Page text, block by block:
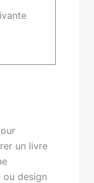
un livre
design